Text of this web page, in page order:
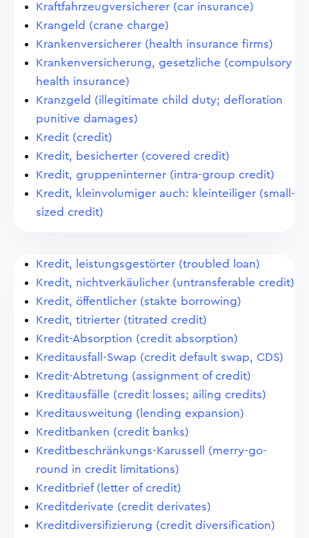
Kraftfahrzeugversicherer (car insurance)
Krangeld (crane charge)
Krankenversicherer (health insurance firms)
Krankenversicherung, gesetzliche (compulsory
health insurance)
Kranzgeld (illegitimate child duty; defloration
punitive damages)
Kredit (credit)
Kredit, besicherter (covered credit)
Kredit, gruppeninterner (intra-group credit)
Kredit, kleinvolumiger auch: kleinteiliger (small-
sized credit)
Kredit, leistungsgestörter (troubled loan)
Kredit, nichtverkäulicher (untransferable credit)
Kredit, öffentlicher (stakte borrowing)
Kredit, titrierter (titrated credit)
Kredit-Absorption (credit absorption)
Kreditausfall-Swap (credit default swap, CDS)
Kredit-Abtretung (assignment of credit)
Kreditausfälle (credit losses; ailing credits)
Kreditausweitung (lending expansion)
Kreditbanken (credit banks)
Kreditbeschränkungs-Karussell (merry-go-
round in credit limitations)
Kreditbrief (letter of credit)
Kreditderivate (credit derivates)
Kreditdiversifizierung (credit diversification)